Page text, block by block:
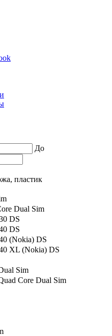
До
пластик
Dual Sim
DS
DS
(Nokia) DS
XL (Nokia) DS
Sim
Core Dual Sim